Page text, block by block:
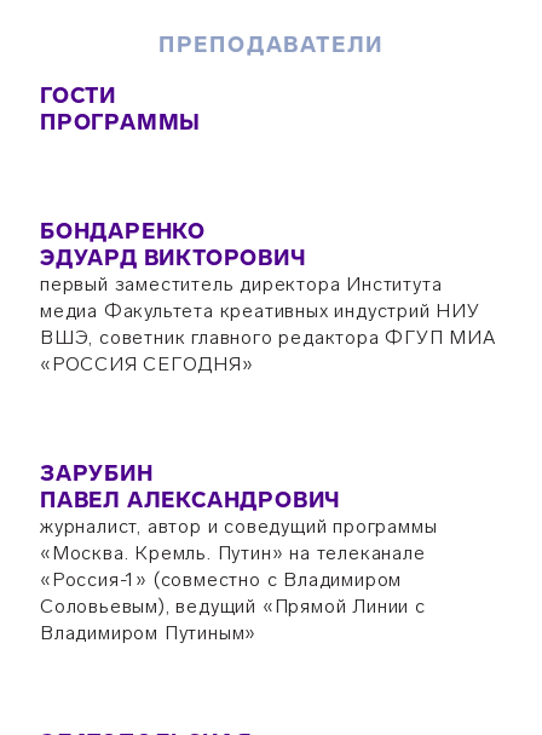
ПРЕПОДАВАТЕЛИ
ГОСТИ
ПРОГРАММЫ
БОНДАРЕНКО
ЭДУАРД ВИКТОРОВИЧ
первый заместитель директора Института
медиа Факультета креативных индустрий НИУ
ВШЭ, советник главного редактора ФГУП МИА
«РОССИЯ СЕГОДНЯ»
ЗАРУБИН
ПАВЕЛ АЛЕКСАНДРОВИЧ
журналист, автор и соведущий программы
«Москва. Кремль. Путин» на телеканале
«Россия-1» (совместно с Владимиром
Соловьевым), ведущий «Прямой Линии с
Владимиром Путиным»